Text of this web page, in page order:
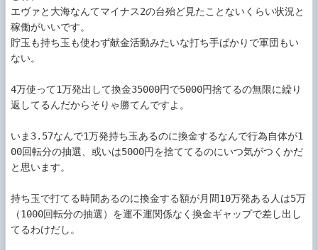
エヴァと大海なんてマイナス2の台殆ど見たことないくらい状況と
稼働がいいです。
貯玉も持ち玉も使わず献金活動みたいな打ち手ばかりで軍団もい
ない。
4万使って1万発出して換金35000円で5000円捨てるの無限に繰り
返してるんだからそりゃ勝てんですよ。
いま3.57なんで1万発持ち玉あるのに換金するなんで行為自体が1
00回転分の抽選、或いは5000円を捨ててるのにいつ気がつくかだ
と思います。
持ち玉で打てる時間あるのに換金する額が月間10万発ある人は5万
（1000回転分の抽選）を運不運関係なく換金ギャップで差し出し
てるわけだし。